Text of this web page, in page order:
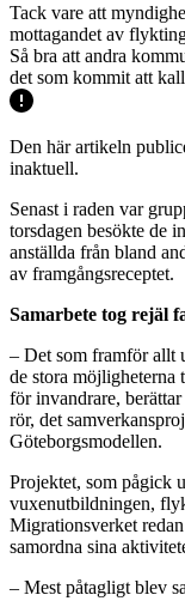
Tack vare att
mottagandet av
Så bra att andra
det som kommit att
Den här artikeln
inaktuell.
Senast i raden var
torsdagen besökte de
anställda från bland
av framgångsreceptet.
Samarbete tog rejäl
– Det som framför allt
de stora
för invandrare,
rör, det
Göteborgsmodellen.
Projektet, som pågick
vuxenutbildningen,
Migrationsverket
samordna sina
– Mest påtagligt blev